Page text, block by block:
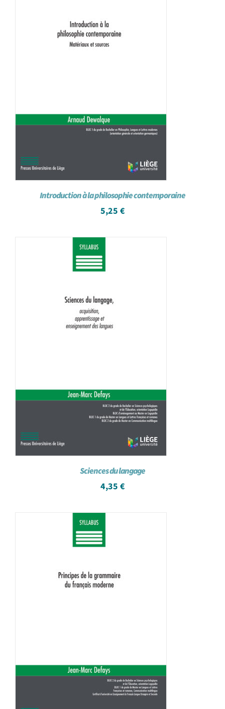
Introduction à la philosophie contemporaine
5,25 €
Sciences du langage
4,35 €